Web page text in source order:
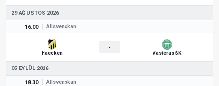
29 AĞUSTOS 2026
16.00 Allsvenskan
Haecken
-
Vasteras SK
05 EYLÜL 2026
18.30 Allsvenskan